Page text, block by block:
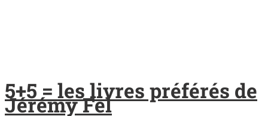
5+5 = les livres préférés de
Jérémy Fel